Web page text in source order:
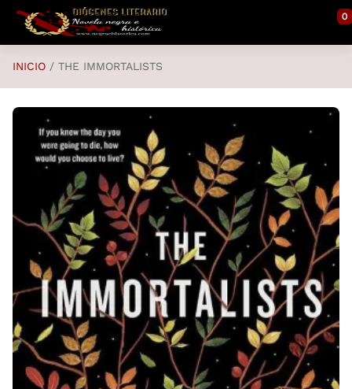
Saltar al contenido principal
0
INICIO THE IMMORTALISTS